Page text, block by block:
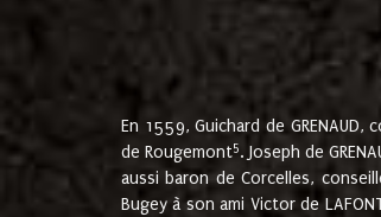
En 1559, Guichard de
de Rougemont5. Joseph de
aussi baron de Corcelles,
Bugey à son ami Victor de